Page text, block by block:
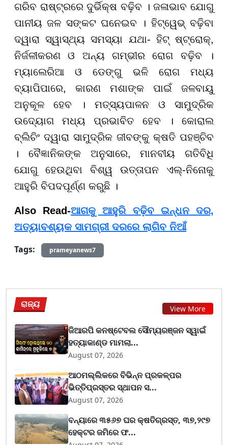
ଗରିବ ରାଷ୍ଟ୍ରରେ ଦୁର୍ଭିକ୍ଷ ବଢ଼ିବ । ଜଳାଭାବ ଯୋଗୁ
ପାନୀୟ ଜଳ ସଙ୍କଟ ଘନେଇବ । ହିଟ୍ୱେଭ୍ ବଢ଼ିବା
ଦ୍ୱାରା ସ୍ୱାସ୍ଥ୍ୟ ସମସ୍ୟା ଯଥା- ହିଟ୍ ଷ୍ଟ୍ରୋକ୍,
ନିର୍ଜଳୀକରଣ ଓ ଅନ୍ୟ ଗମ୍ଭୀର ରୋଗ ବଢ଼ିବ ।
ମ୍ୟାଲେରିଆ ଓ ଡେଙ୍ଗୁ ଭଳି ରୋଗ ମଧ୍ୟ
ବ୍ୟାପିପାରେ, କାରଣ ମଶାଙ୍କ ପାଇଁ ଜଳବାୟୁ
ଅନୁକୂଳ ହେବ । ମତ୍ସ୍ୟପାଳନ ଓ ସାମୁଦ୍ରିକ
ଉଦ୍ୟୋଗ ମଧ୍ୟ ପ୍ରଭାବିତ ହେବ । କୋରାଲ
ବ୍ଲିଚିଂ ଦ୍ୱାରା ସାମୁଦ୍ରିକ ଜୀବଙ୍କୁ କ୍ଷତି ପହଞ୍ଚିବ
। ବୈଜ୍ଞାନିକଙ୍କ ଅନୁସାରେ, ମାନବୀୟ ଗତିବିଧି
ଯୋଗୁ ହେଉଥିବା ବିଶ୍ୱ ଉତ୍ତାପନ ଏଲ୍-ନିନୋକୁ
ଆହୁରି ବିପଦପୂର୍ଣ୍ଣ କରୁଛି ।
Also Read-ଆଗକୁ ଆହୁରି ବଢ଼ିବ ଇନ୍ଧନ ଦର,
ଅତ୍ୟାବଶ୍ୟକ ସାମଗ୍ରୀ ଦରରେ ଲାଗିବ ନିଆଁ
Tags:
prameyanews7
ରାଜ୍ୟ View More
ଜିଆରପି କନଷ୍ଟେବଲ ସୌମ୍ୟରଞ୍ଜନ ସ୍ୱାଇଁ
ହତ୍ୟାକାଣ୍ଡ ମାମଲା...
August 07, 2026
ଆଠମଲ୍ଲିକରେ ବିଭିନ୍ନ ପ୍ରକଳ୍ପର
ଭିତ୍ତିପ୍ରସ୍ତର ସ୍ଥାପନ ସ...
August 07, 2026
ବନ୍ୟାରେ ୩୫୬୭ ଘର କ୍ଷତିଗ୍ରସ୍ତ, ୩୭,୨୯୭
ହେକ୍ଟର ଜମିରେ ଫ...